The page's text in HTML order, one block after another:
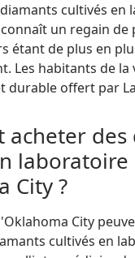
cultivés en
un regain de
étant de plus en
Les habitants de
durable offert par
acheter
laboratoire
City ?
City
cultivés en